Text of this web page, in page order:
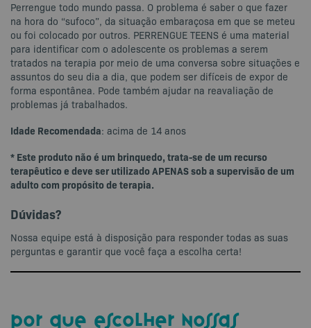
Perrengue todo mundo passa. O problema é saber o que fazer
na hora do “sufoco”, da situação embaraçosa em que se meteu
ou foi colocado por outros. PERRENGUE TEENS é uma material
para identificar com o adolescente os problemas a serem
tratados na terapia por meio de uma conversa sobre situações e
assuntos do seu dia a dia, que podem ser difíceis de expor de
forma espontânea. Pode também ajudar na reavaliação de
problemas já trabalhados.
Idade Recomendada: acima de 14 anos
* Este produto não é um brinquedo, trata-se de um recurso
terapêutico e deve ser utilizado APENAS sob a supervisão de um
adulto com propósito de terapia.
Dúvidas?
Nossa equipe está à disposição para responder todas as suas
perguntas e garantir que você faça a escolha certa!
por que escolher nossas